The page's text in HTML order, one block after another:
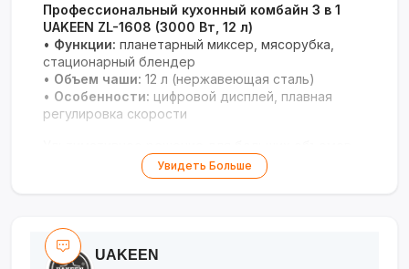
Профессиональный кухонный комбайн 3 в 1
UAKEEN ZL-1608 (3000 Вт, 12 л)
• Функции: планетарный миксер, мясорубка,
стационарный блендер
• Объем чаши: 12 л (нержавеющая сталь)
• Особенности: цифровой дисплей, плавная
регулировка скорости
приготовления с профессиональной мощностью.
Увидеть Больше
UAKEEN